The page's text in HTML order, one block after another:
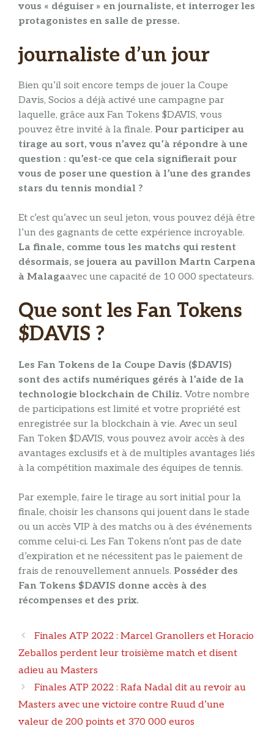
vous « déguiser » en journaliste, et interroger les
protagonistes en salle de presse.
journaliste d’un jour
Bien qu’il soit encore temps de jouer la Coupe
Davis, Socios a déjà activé une campagne par
laquelle, grâce aux Fan Tokens $DAVIS, vous
pouvez être invité à la finale. Pour participer au
tirage au sort, vous n’avez qu’à répondre à une
question : qu’est-ce que cela signifierait pour
vous de poser une question à l’une des grandes
stars du tennis mondial ?
Et c’est qu’avec un seul jeton, vous pouvez déjà être
l’un des gagnants de cette expérience incroyable.
La finale, comme tous les matchs qui restent
désormais, se jouera au pavillon Martn Carpena
à Malagaavec une capacité de 10 000 spectateurs.
Que sont les Fan Tokens
$DAVIS ?
Les Fan Tokens de la Coupe Davis ($DAVIS)
sont des actifs numériques gérés à l’aide de la
technologie blockchain de Chiliz. Votre nombre
de participations est limité et votre propriété est
enregistrée sur la blockchain à vie. Avec un seul
Fan Token $DAVIS, vous pouvez avoir accès à des
avantages exclusifs et à de multiples avantages liés
à la compétition maximale des équipes de tennis.
Par exemple, faire le tirage au sort initial pour la
finale, choisir les chansons qui jouent dans le stade
ou un accès VIP à des matchs ou à des événements
comme celui-ci. Les Fan Tokens n’ont pas de date
d’expiration et ne nécessitent pas le paiement de
frais de renouvellement annuels. Posséder des
Fan Tokens $DAVIS donne accès à des
récompenses et des prix.
Navigation
des
Finales ATP 2022 : Marcel Granollers et Horacio
Zeballos perdent leur troisième match et disent
adieu au Masters
Finales ATP 2022 : Rafa Nadal dit au revoir au
Masters avec une victoire contre Ruud d’une
valeur de 200 points et 370 000 euros